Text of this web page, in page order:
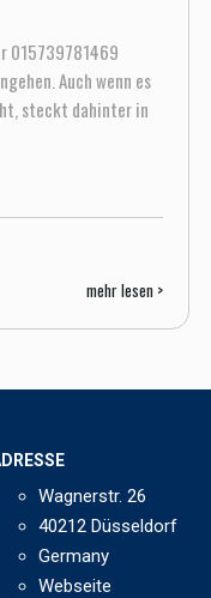
015739781469
Auch wenn es
steckt dahinter in
mehr lesen >
Wagnerstr. 26
40212 Düsseldorf
Germany
Webseite